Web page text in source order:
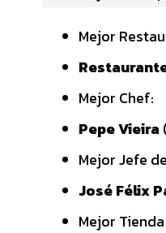
Mejor
Mejor Chef:
Pepe Vieira
Mejor Jefe
José Félix
Mejor